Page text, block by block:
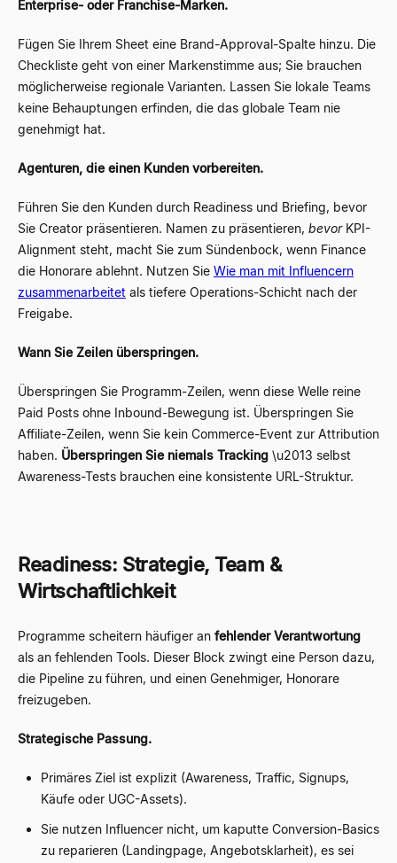
Enterprise- oder Franchise-Marken.
Fügen Sie Ihrem Sheet eine Brand-Approval-Spalte hinzu. Die
Checkliste geht von einer Markenstimme aus; Sie brauchen
möglicherweise regionale Varianten. Lassen Sie lokale Teams
keine Behauptungen erfinden, die das globale Team nie
genehmigt hat.
Agenturen, die einen Kunden vorbereiten.
Führen Sie den Kunden durch Readiness und Briefing, bevor
Sie Creator präsentieren. Namen zu präsentieren, bevorKPI-
Alignment steht, macht Sie zum Sündenbock, wenn Finance
die Honorare ablehnt. Nutzen Sie Wie man mit Influencern
zusammenarbeitet als tiefere Operations-Schicht nach der
Freigabe.
Wann Sie Zeilen überspringen.
Überspringen Sie Programm-Zeilen, wenn diese Welle reine
Paid Posts ohne Inbound-Bewegung ist. Überspringen Sie
Affiliate-Zeilen, wenn Sie kein Commerce-Event zur Attribution
haben. Überspringen Sie niemals Tracking \u2013 selbst
Awareness-Tests brauchen eine konsistente URL-Struktur.
Readiness: Strategie, Team &
Wirtschaftlichkeit
Programme scheitern häufiger an fehlender Verantwortung
als an fehlenden Tools. Dieser Block zwingt eine Person dazu,
die Pipeline zu führen, und einen Genehmiger, Honorare
freizugeben.
Strategische Passung.
Primäres Ziel ist explizit (Awareness, Traffic, Signups,
Käufe oder UGC-Assets).
Sie nutzen Influencer nicht, um kaputte Conversion-Basics
zu reparieren (Landingpage, Angebotsklarheit), es sei